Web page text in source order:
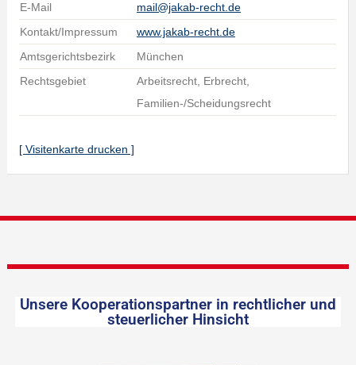
E-Mail
mail@jakab-recht.de
Kontakt/Impressum
www.jakab-recht.de
Amtsgerichtsbezirk
München
Rechtsgebiet
Arbeitsrecht, Erbrecht,
Familien-/Scheidungsrecht
[ Visitenkarte drucken ]
Unsere Kooperationspartner in rechtlicher und
steuerlicher Hinsicht